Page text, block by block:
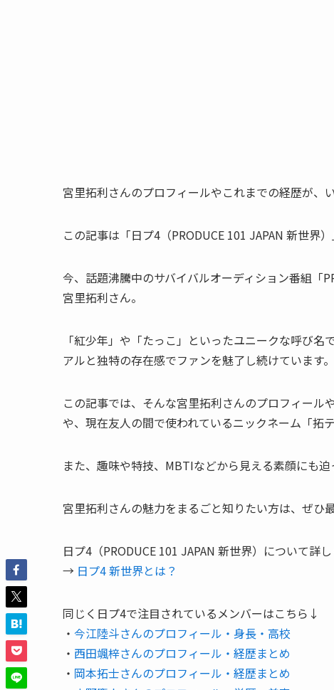
宮里拓利さんのプロフィールやこれまでの経歴が、
この記事は「日プ4（PRODUCE 101 JAPAN 新世界
今、話題沸騰中のサバイバルオーディション番組「
宮里拓利さん。
「紅少年」や「たっこ」といったユニークな呼び
アルと独特の存在感でファンを魅了し続けています。
この記事では、そんな宮里拓利さんのプロフィー
や、現在友人の間で使われているニックネーム「拓
また、趣味や特技、MBTIなどから見える素顔にも迫
宮里拓利さんの魅力をまるごと知りたい方は、ぜひ
日プ4（PRODUCE 101 JAPAN 新世界）について詳
→ 日プ4 新世界とは？
同じく日プ4で注目されているメンバーはこちら↓
・ 今江陸斗さんのプロフィール・身長・高校
・ 西田颯梓さんのプロフィール・経歴まとめ
・ 岡本拓士さんのプロフィール・経歴まとめ